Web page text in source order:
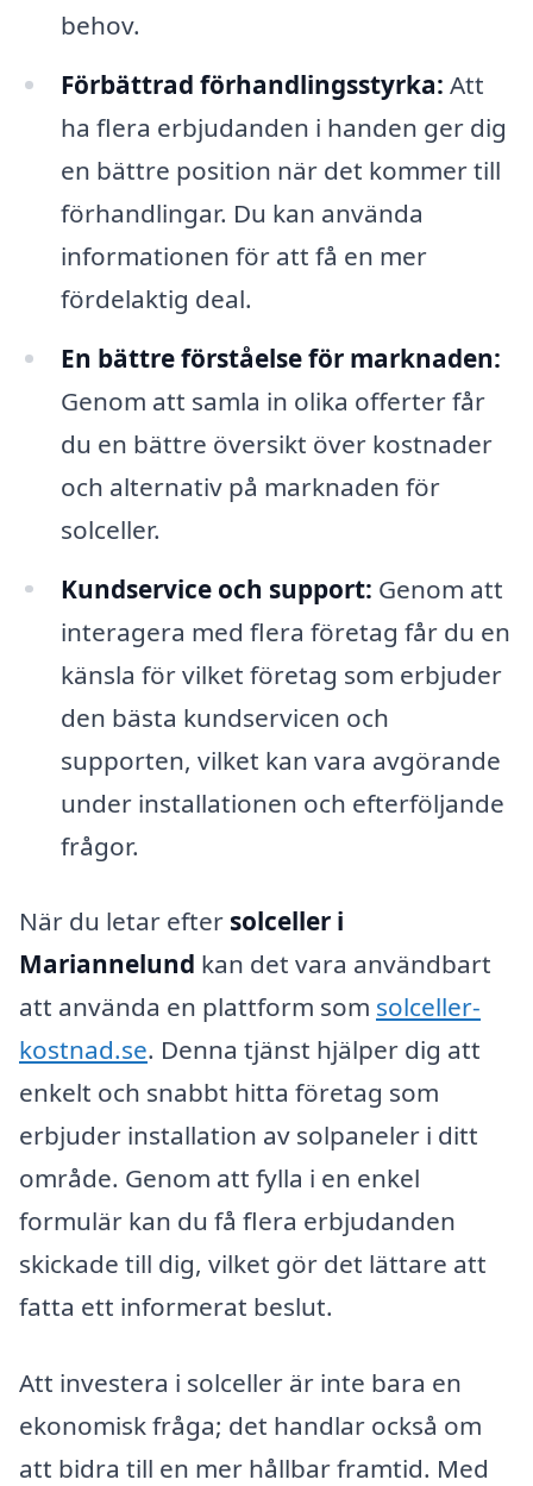
behov.
Förbättrad förhandlingsstyrka: Att
ha flera erbjudanden i handen ger dig
en bättre position när det kommer till
förhandlingar. Du kan använda
informationen för att få en mer
fördelaktig deal.
En bättre förståelse för marknaden:
Genom att samla in olika offerter får
du en bättre översikt över kostnader
och alternativ på marknaden för
solceller.
Kundservice och support: Genom att
interagera med flera företag får du en
känsla för vilket företag som erbjuder
den bästa kundservicen och
supporten, vilket kan vara avgörande
under installationen och efterföljande
frågor.
När du letar efter solceller i
Mariannelund kan det vara användbart
att använda en plattform som solceller-
kostnad.se. Denna tjänst hjälper dig att
enkelt och snabbt hitta företag som
erbjuder installation av solpaneler i ditt
område. Genom att fylla i en enkel
formulär kan du få flera erbjudanden
skickade till dig, vilket gör det lättare att
fatta ett informerat beslut.
Att investera i solceller är inte bara en
ekonomisk fråga; det handlar också om
att bidra till en mer hållbar framtid. Med